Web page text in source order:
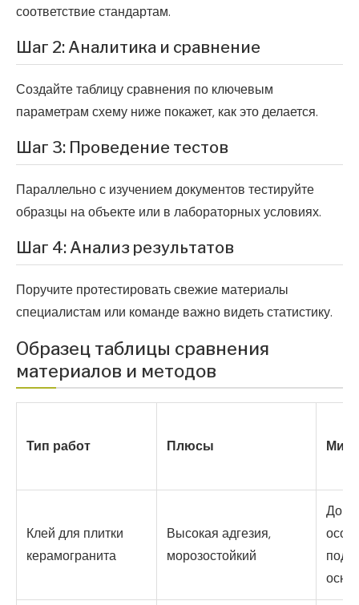
соответствие стандартам.
Шаг 2: Аналитика и сравнение
Создайте таблицу сравнения по ключевым
параметрам схему ниже покажет, как это делается.
Шаг 3: Проведение тестов
Параллельно с изучением документов тестируйте
образцы на объекте или в лабораторных условиях.
Шаг 4: Анализ результатов
Поручите протестировать свежие материалы
специалистам или команде важно видеть статистику.
Образец таблицы сравнения
материалов и методов
Тип работ Плюсы
Клей для плитки
керамогранита
Высокая адгезия,
морозостойкий